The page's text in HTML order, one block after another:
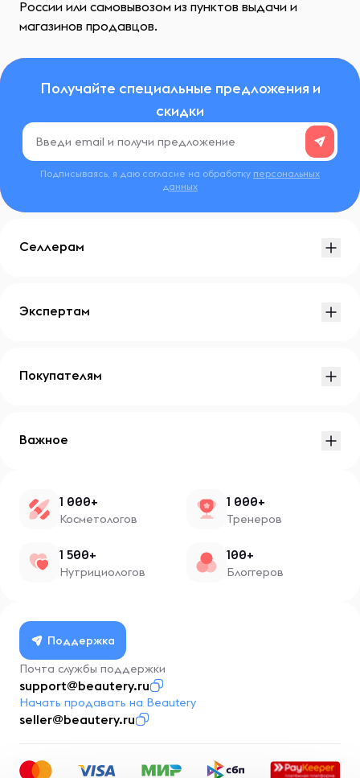
России или самовывозом из пунктов выдачи и
магазинов продавцов.
Получайте специальные предложения и
скидки
Подписываясь, я даю согласие на обработку персональных
данных
Селлерам
Экспертам
Покупателям
Важное
1 000+
Косметологов
1 000+
Тренеров
1 500+
Нутрициологов
100+
Блоггеров
Поддержка
Почта службы поддержки
support@beautery.ru
Начать продавать на Beautery
seller@beautery.ru